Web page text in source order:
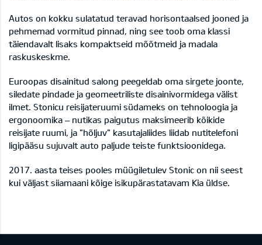
Autos on kokku sulatatud teravad horisontaalsed jooned ja
pehmemad vormitud pinnad, ning see toob oma klassi
täiendavalt lisaks kompaktseid mõõtmeid ja madala
raskuskeskme.
Euroopas disainitud salong peegeldab oma sirgete joonte,
siledate pindade ja geomeetriliste disainivormidega välist
ilmet. Stonicu reisijateruumi südameks on tehnoloogia ja
ergonoomika – nutikas paigutus maksimeerib kõikide
reisijate ruumi, ja "hõljuv" kasutajaliides liidab nutitelefoni
ligipääsu sujuvalt auto paljude teiste funktsioonidega.
2017. aasta teises pooles müügiletulev Stonic on nii seest
kui väljast siiamaani kõige isikupärastatavam Kia üldse.